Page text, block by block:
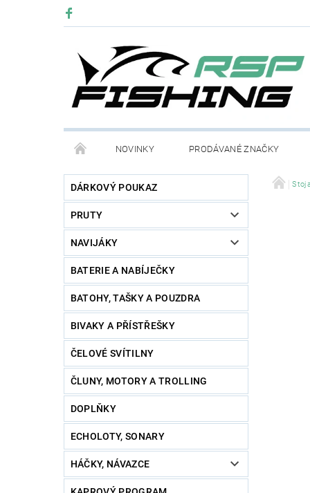
NOVINKY PRODÁVANÉ ZNAČKY
DÁRKOVÝ POUKAZ
PRUTY
NAVIJÁKY
BATERIE A NABÍJEČKY
BATOHY, TAŠKY A POUZDRA
BIVAKY A PŘÍSTŘEŠKY
ČELOVÉ SVÍTILNY
ČLUNY, MOTORY A TROLLING
DOPLŇKY
ECHOLOTY, SONARY
HÁČKY, NÁVAZCE